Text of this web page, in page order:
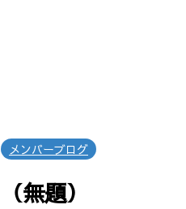
メンバーブログ
（無題）